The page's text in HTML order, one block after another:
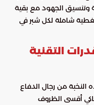
وتنسيق الجهود مع بقية
شاملة لكل شبر في
التقنية
النخبة من رجال الدفاع
أقسى الظروف